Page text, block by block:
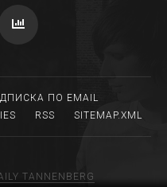
ПО EMAIL
RSS SITEMAP.XML
TANNENBERG